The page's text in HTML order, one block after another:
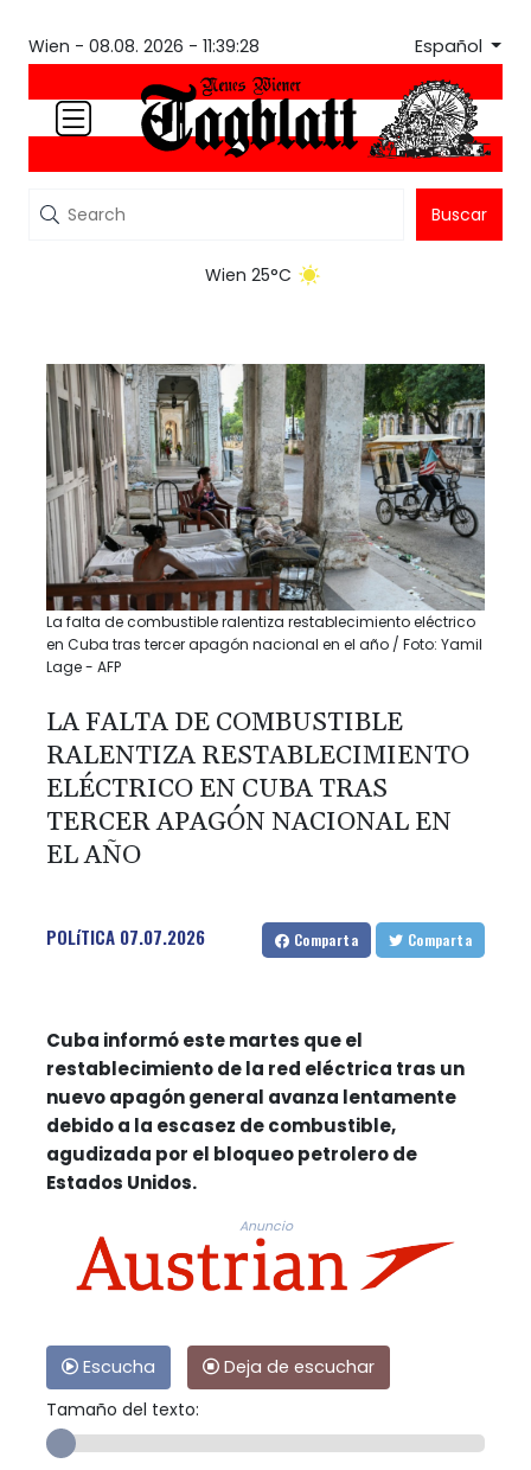
Wien - 08.08. 2026 - 11:39:28 Español
Buscar
Wien 25°C
La falta de combustible ralentiza restablecimiento eléctrico
en Cuba tras tercer apagón nacional en el año / Foto: Yamil
Lage - AFP
LA FALTA DE COMBUSTIBLE
RALENTIZA RESTABLECIMIENTO
ELÉCTRICO EN CUBA TRAS
TERCER APAGÓN NACIONAL EN
EL AÑO
POLíTICA 07.07.2026 Comparta Comparta
Cuba informó este martes que el
restablecimiento de la red eléctrica tras un
nuevo apagón general avanza lentamente
debido a la escasez de combustible,
agudizada por el bloqueo petrolero de
Estados Unidos.
Anuncio
Escucha
Deja de escuchar
Tamaño del texto: